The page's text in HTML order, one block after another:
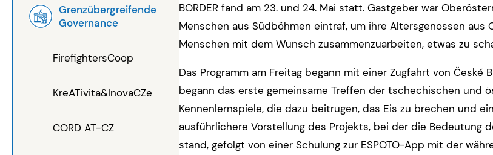
Grenzübergreifende
Governance
FirefightersCoop
KreATivita&InovaCZe
CORD AT-CZ
BORDER fand am 23. und 24. Mai statt. Gastgeber war
Menschen aus Südböhmen eintraf, um ihre Altersgenossen
Menschen mit dem Wunsch zusammenzuarbeiten, etwas zu
Das Programm am Freitag begann mit einer Zugfahrt von
begann das erste gemeinsame Treffen der tschechischen und
Kennenlernspiele, die dazu beitrugen, das Eis zu brechen und
ausführlichere Vorstellung des Projekts, bei der die
stand, gefolgt von einer Schulung zur ESPOTO-App mit der